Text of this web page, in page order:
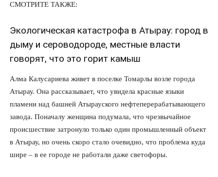
СМОТРИТЕ ТАКЖЕ:
Экологическая катастрофа в Атырау: город в
дыму и сероводороде, местные власти
говорят, что это горит камыш
Алма Калусариева живет в поселке Томарлы возле города
Атырау. Она рассказывает, что увидела красные языки
пламени над башней Атырауского нефтеперерабатывающего
завода. Поначалу женщина подумала, что чрезвычайное
происшествие затронуло только один промышленный объект
в Атырау, но очень скоро стало очевидно, что проблема куда
шире – в ее городе не работали даже светофоры.